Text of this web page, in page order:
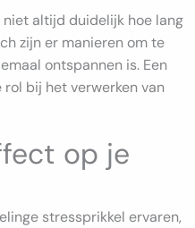
altijd duidelijk hoe lang
zijn er manieren om te
ontspannen is. Een
bij het verwerken van
op je
stressprikkel ervaren,